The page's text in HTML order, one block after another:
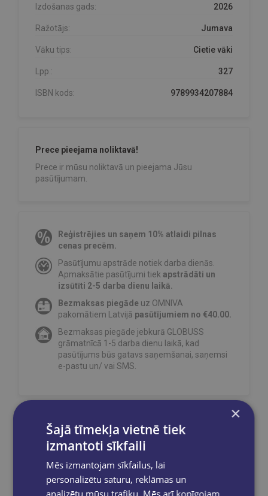
Izdošanas gads: 2026
Ražotājs: Jumava
Vāku tips: Cietie vāki
Lpp.: 327
ISBN kods: 9789934207884
Prece pieejama noliktavā!
Prece ir mūsu noliktavā un pieejama Jūsu
pasūtījumam.
Reģistrējies un saņem 10% atlaidi pilnas
cenas precēm.
Pasūtījumu apstrāde notiek darba dienās.
Apmaksātie pasūtījumi tiek apstrādāti un
izsūtīti 2-5 darba dienu laikā.
Bezmaksas piegāde uz OMNIVA
pakomātiem Latvijā pasūtījumiem no €40.00.
Bezmaksas piegāde jebkurā GLOBUSS
grāmatnīcā 1-5 darba dienu laikā, kad
pasūtījums būs gatavs saņemšanai, saņemsi
e-pastu un/ vai SMS.
Dalies sociālajos tīklos:
×
Šajā tīmekļa vietnē tiek
izmantoti sīkfaili
Mēs izmantojam sīkfailus, lai
personalizētu saturu, reklāmas un
analizētu mūsu trafiku. Mēs arī kopīgojam